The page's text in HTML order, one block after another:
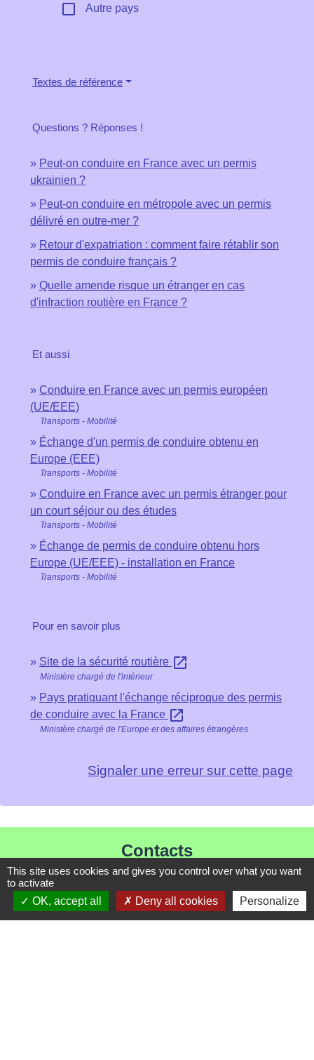
check_box_outline_blank Autre pays
Textes de référence
Questions ? Réponses !
Peut-on conduire en France avec un permis
ukrainien ?
Peut-on conduire en métropole avec un permis
délivré en outre-mer ?
Retour d'expatriation : comment faire rétablir son
permis de conduire français ?
Quelle amende risque un étranger en cas
d'infraction routière en France ?
Et aussi
Conduire en France avec un permis européen
(UE/EEE)
Transports - Mobilité
Échange d'un permis de conduire obtenu en
Europe (EEE)
Transports - Mobilité
Conduire en France avec un permis étranger pour
un court séjour ou des études
Transports - Mobilité
Échange de permis de conduire obtenu hors
Europe (UE/EEE) - installation en France
Transports - Mobilité
Pour en savoir plus
Site de la sécurité routière open_in_new
Ministère chargé de l'intérieur
Pays pratiquant l'échange réciproque des permis
de conduire avec la France open_in_new
Ministère chargé de l'Europe et des affaires étrangères
Signaler une erreur sur cette page
Contacts
Mairie de Les Chapelles
Chef-lieu - 13 rue du Chatelet
73700 Les Chapelles - FRANCE
This site uses cookies and gives you control over what you want
to activate
OK, accept all
Deny all cookies Personalize